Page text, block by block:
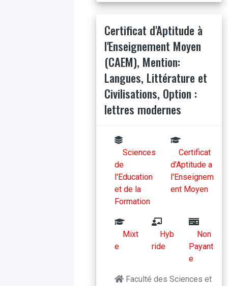
Certificat d'Aptitude à
l'Enseignement Moyen
(CAEM), Mention:
Langues, Littérature et
Civilisations, Option :
lettres modernes
Sciences
de
l'Education
et de la
Formation
Certificat
d'Aptitude a
l'Enseignem
ent Moyen
Mixt
e
Hyb
ride
Non
Payant
e
Faculté des Sciences et